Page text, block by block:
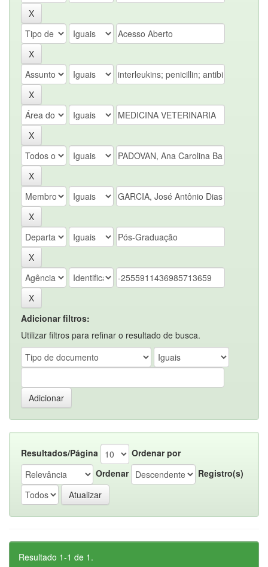
Adicionar filtros:
Utilizar filtros para refinar o resultado de busca.
Resultados/Página
Ordenar por
Ordenar
Registro(s)
Resultado 1-1 de 1.